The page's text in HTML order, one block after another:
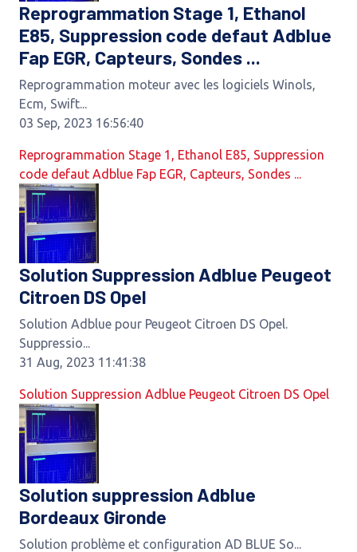
Reprogrammation Stage 1, Ethanol
E85, Suppression code defaut Adblue
Fap EGR, Capteurs, Sondes ...
Reprogrammation moteur avec les logiciels Winols,
Ecm, Swift...
03 Sep, 2023 16:56:40
Reprogrammation Stage 1, Ethanol E85, Suppression
code defaut Adblue Fap EGR, Capteurs, Sondes ...
Solution Suppression Adblue Peugeot
Citroen DS Opel
Solution Adblue pour Peugeot Citroen DS Opel.
Suppressio...
31 Aug, 2023 11:41:38
Solution Suppression Adblue Peugeot Citroen DS Opel
Solution suppression Adblue
Bordeaux Gironde
Solution problème et configuration AD BLUE So...